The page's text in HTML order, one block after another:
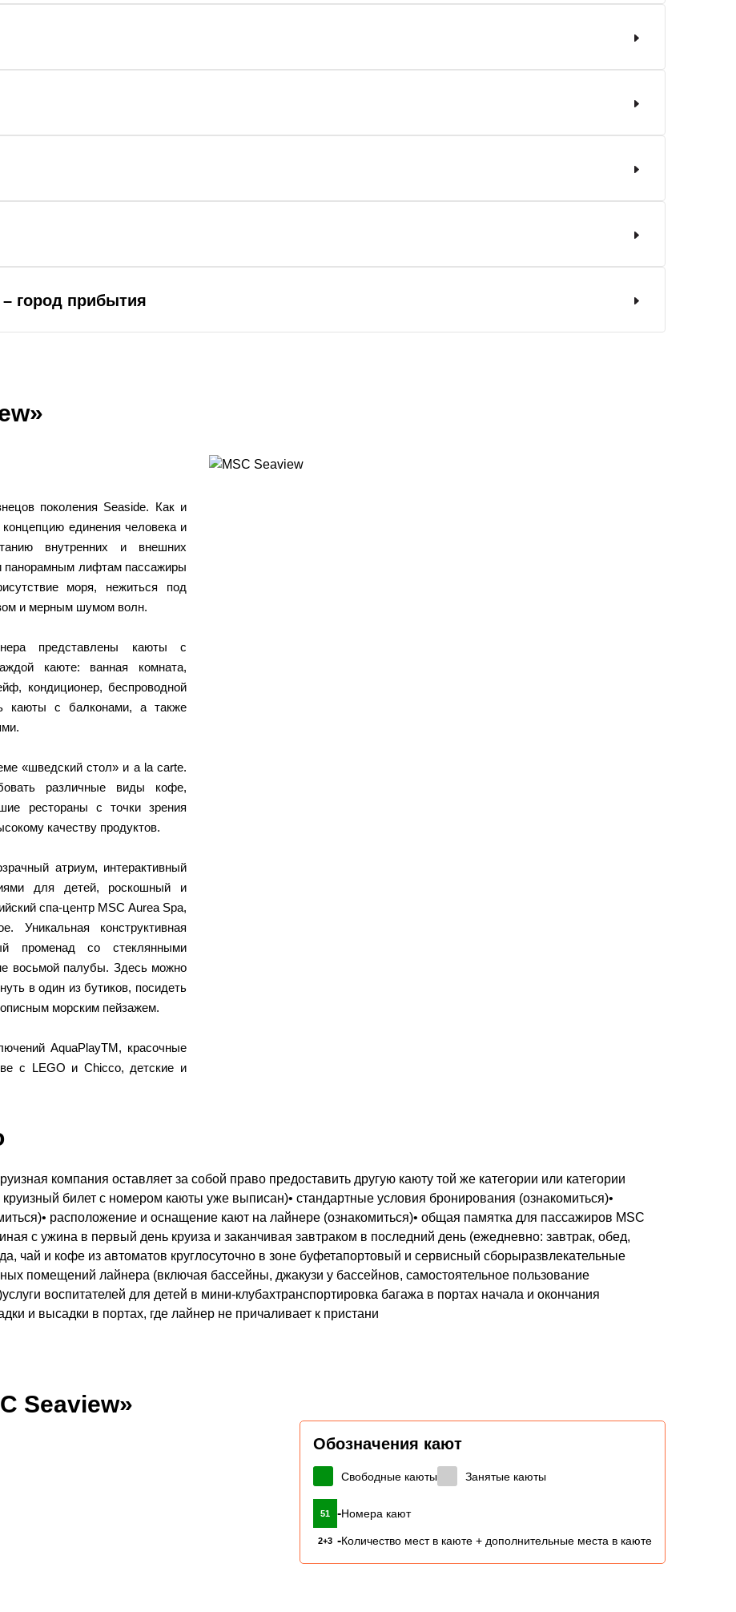
– город прибытия
поколения Seaside. Как и
единения человека и
внутренних и внешних
панорамным лифтам пассажиры
моря, нежиться под
и мерным шумом волн.
представлены каюты с
каюте: ванная комната,
кондиционер, беспроводной
каюты с балконами, а также
«шведский стол» и a la carte.
различные виды кофе,
рестораны с точки зрения
качеству продуктов.
атриум, интерактивный
для детей, роскошный и
спа-центр MSC Aurea Spa,
Уникальная конструктивная
променад со стеклянными
восьмой палубы. Здесь можно
в один из бутиков, посидеть
морским пейзажем.
AquaPlayTM, красочные
с LEGO и Chicco, детские и
компания оставляет за собой право предоставить другую каюту той же категории или категории
круизный билет с номером каюты уже выписан)• стандартные условия бронирования (ознакомиться)•
расположение и оснащение кают на лайнере (ознакомиться)• общая памятка для пассажиров MSC
с ужина в первый день круиза и заканчивая завтраком в последний день (ежедневно: завтрак, обед,
чай и кофе из автоматов круглосуточно в зоне буфетапортовый и сервисный сборыразвлекательные
помещений лайнера (включая бассейны, джакузи у бассейнов, самостоятельное пользование
воспитателей для детей в мини-клубахтранспортировка багажа в портах начала и окончания
и высадки в портах, где лайнер не причаливает к пристани
Seaview»
Обозначения кают
Свободные каюты Занятые каюты
51 -Номера кают
2+3 -Количество мест в каюте + дополнительные места в каюте